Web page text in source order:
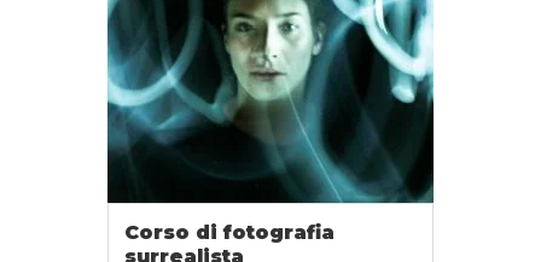
Corso di fotografia
surrealista